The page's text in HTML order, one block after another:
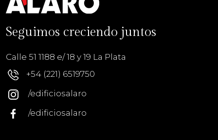
Seguimos creciendo juntos
Calle 51 1188 e/ 18 y 19 La Plata
+54 (221) 6519750
/edificiosalaro
/edificiosalaro